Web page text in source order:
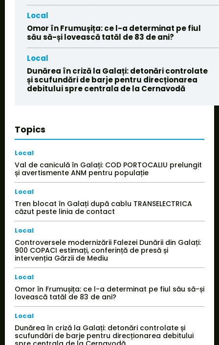
Local
Omor în Frumușița: ce l-a determinat pe fiul
său să-și lovească tatăl de 83 de ani?
Local
Dunărea în criză la Galați: detonări controlate
și scufundări de barje pentru direcționarea
debitului spre centrala de la Cernavodă
Topics
Local
Val de caniculă în Galați: COD PORTOCALIU prelungit
și avertismente ANM pentru populație
Local
Tren blocat în Galați după cablu TRANSELECTRICA
căzut peste linia de contact
Local
Controversele modernizării Falezei Dunării din Galați:
900 COPACI estimați, conferință de presă și
intervenția Gărzii de Mediu
Local
Omor în Frumușița: ce l-a determinat pe fiul său să-și
lovească tatăl de 83 de ani?
Local
Dunărea în criză la Galați: detonări controlate și
scufundări de barje pentru direcționarea debitului